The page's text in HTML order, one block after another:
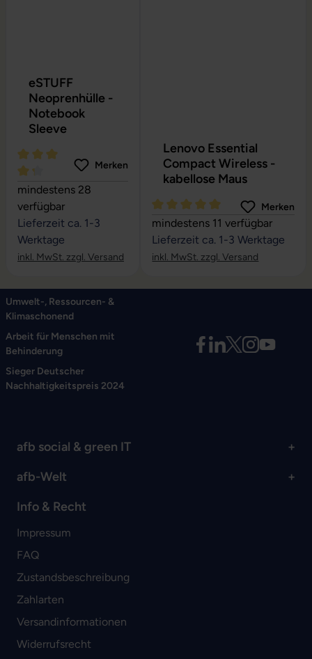
eSTUFF
Neoprenhülle -
Notebook
Sleeve
Durchschnittliche Bewertung von 4.27 von 5 Sternen
Merken
mindestens 28
verfügbar
Lieferzeit ca. 1-3
Werktage
inkl. MwSt. zzgl. Versand
Lenovo Essential
Compact Wireless -
kabellose Maus
Durchschnittliche Bewertung
Merken
mindestens 11 verfügbar
Lieferzeit ca. 1-3 Werktage
inkl. MwSt. zzgl. Versand
Umwelt-, Ressourcen- &
Klimaschonend
Arbeit für Menschen mit
Behinderung
Sieger Deutscher
Nachhaltigkeitspreis 2024
afb social & green IT
afb-Welt
Info & Recht
Impressum
FAQ
Zustandsbeschreibung
Zahlarten
Versandinformationen
Widerrufsrecht